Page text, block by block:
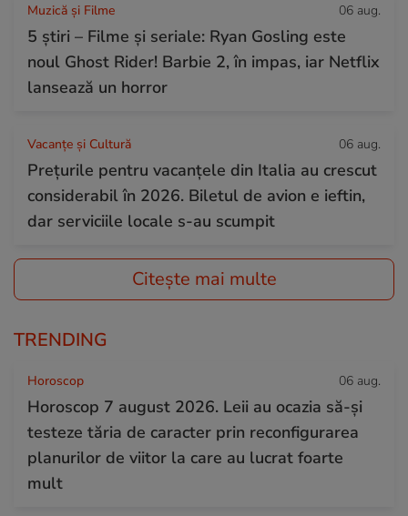
Muzică și Filme 06 aug.
5 știri – Filme și seriale: Ryan Gosling este
noul Ghost Rider! Barbie 2, în impas, iar Netflix
lansează un horror
Vacanțe și Cultură 06 aug.
Prețurile pentru vacanțele din Italia au crescut
considerabil în 2026. Biletul de avion e ieftin,
dar serviciile locale s-au scumpit
Citește mai multe
TRENDING
Horoscop 06 aug.
Horoscop 7 august 2026. Leii au ocazia să-și
testeze tăria de caracter prin reconfigurarea
planurilor de viitor la care au lucrat foarte
mult